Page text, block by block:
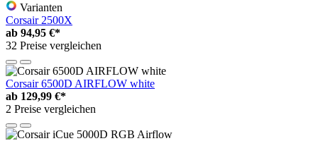
Varianten
Corsair 2500X
ab 94,95 €*
32 Preise vergleichen
Corsair 6500D AIRFLOW white
ab 129,99 €*
2 Preise vergleichen